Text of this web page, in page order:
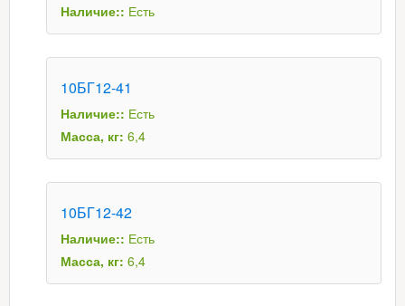
Наличие:: Есть
10БГ12-41
Наличие:: Есть
Масса, кг: 6,4
10БГ12-42
Наличие:: Есть
Масса, кг: 6,4